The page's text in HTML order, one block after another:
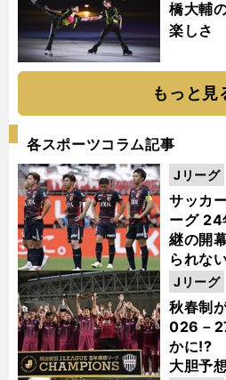
橋大輔
楽しさ
もっと見
各スポーツコラム記事
サッカ
ーグ 24
継の開
られな
Jリーグ
秋春制
026－
かに!?
大胆予
Jリーグ